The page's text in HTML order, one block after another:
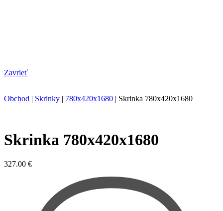
Zavrieť
Obchod | Skrinky | 780x420x1680 | Skrinka 780x420x1680
Skrinka 780x420x1680
327.00 €